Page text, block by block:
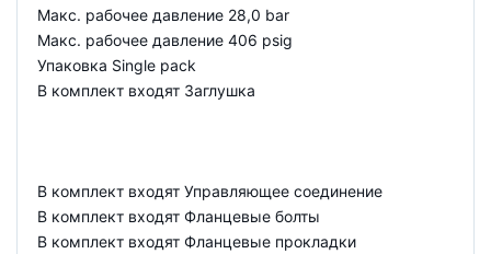
Макс. рабочее давление 28,0 bar
Макс. рабочее давление 406 psig
Упаковка Single pack
В комплект входят Заглушка
В комплект входят Управляющее соединение
В комплект входят Фланцевые болты
В комплект входят Фланцевые прокладки